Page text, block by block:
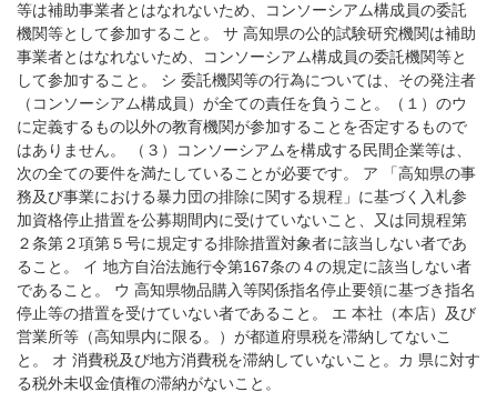
等は補助事業者とはなれないため、コンソーシアム構成員の委託
機関等として参加すること。 サ 高知県の公的試験研究機関は補助
事業者とはなれないため、コンソーシアム構成員の委託機関等と
して参加すること。 シ 委託機関等の行為については、その発注者
（コンソーシアム構成員）が全ての責任を負うこと。（１）のウ
に定義するもの以外の教育機関が参加することを否定するもので
はありません。 （３）コンソーシアムを構成する民間企業等は、
次の全ての要件を満たしていることが必要です。 ア 「高知県の事
務及び事業における暴力団の排除に関する規程」に基づく入札参
加資格停止措置を公募期間内に受けていないこと、又は同規程第
２条第２項第５号に規定する排除措置対象者に該当しない者であ
ること。 イ 地方自治法施行令第167条の４の規定に該当しない者
であること。 ウ 高知県物品購入等関係指名停止要領に基づき指名
停止等の措置を受けていない者であること。 エ 本社（本店）及び
営業所等（高知県内に限る。）が都道府県税を滞納してないこ
と。 オ 消費税及び地方消費税を滞納していないこと。カ 県に対す
る税外未収金債権の滞納がないこと。